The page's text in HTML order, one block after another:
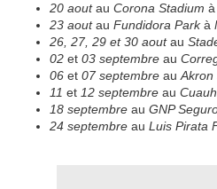
20 aoutau Corona Stadium à
23 aoutau Fundidora Parkà
26, 27, 29 et 30 aoutau
02 et 03 septembre au
06 et 07 septembre au Akron
11 et 12 septembre au
18 septembre au GNP
24 septembre au Luis Pirata